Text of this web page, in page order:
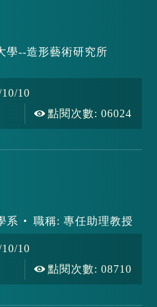
學--造形藝術研究所
10
點閱次數: 06024
系 職稱: 專任助理教授
10
點閱次數: 08710